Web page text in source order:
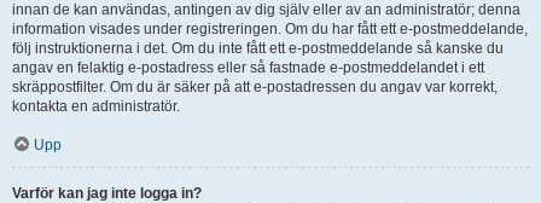
innan de kan användas, antingen av dig själv eller av an administratör; denna
information visades under registreringen. Om du har fått ett e-postmeddelande,
följ instruktionerna i det. Om du inte fått ett e-postmeddelande så kanske du
angav en felaktig e-postadress eller så fastnade e-postmeddelandet i ett
skräppostfilter. Om du är säker på att e-postadressen du angav var korrekt,
kontakta en administratör.
Upp
Varför kan jag inte logga in?